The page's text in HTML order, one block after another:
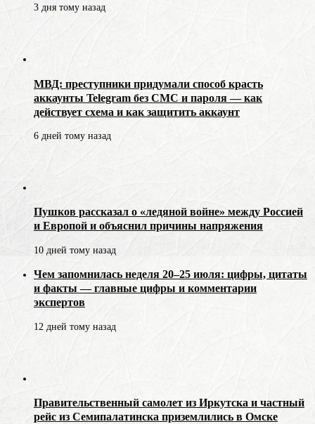
3 дня тому назад
МВД: преступники придумали способ красть
аккаунты Telegram без СМС и пароля — как
действует схема и как защитить аккаунт
6 дней тому назад
Пушков рассказал о «ледяной войне» между Россией
и Европой и объяснил причины напряжения
10 дней тому назад
Чем запомнилась неделя 20–25 июля: цифры, цитаты
и факты — главные цифры и комментарии
экспертов
12 дней тому назад
Правительственный самолет из Иркутска и частный
рейс из Семипалатинска приземлились в Омске